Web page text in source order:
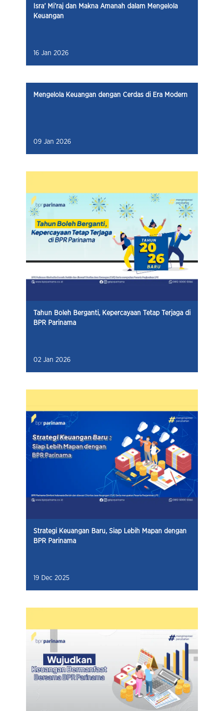
16 Jan 2026
Mengelola Keuangan dengan Cerdas di Era Modern
09 Jan 2026
Tahun Boleh Berganti, Kepercayaan Tetap Terjaga di
BPR Parinama
02 Jan 2026
Strategi Keuangan Baru, Siap Lebih Mapan dengan
BPR Parinama
19 Dec 2025
Wujudkan Keuangan Bermanfaat Bersama BPR